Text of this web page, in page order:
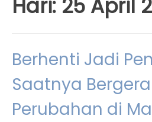
Hari: 25 April
Berhenti Jadi
Saatnya
Perubahan di